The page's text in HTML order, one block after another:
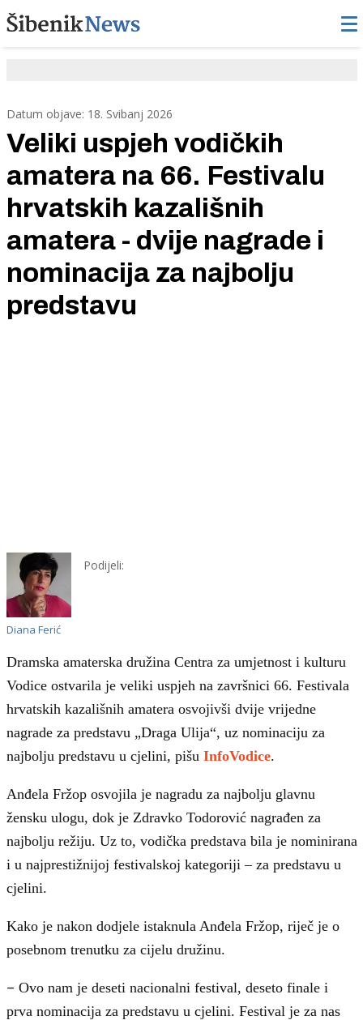
Datum objave: 18. Svibanj 2026
Veliki uspjeh vodičkih
amatera na 66. Festivalu
hrvatskih kazališnih
amatera - dvije nagrade i
nominacija za najbolju
predstavu
Diana Ferić
Podijeli:
Dramska amaterska družina Centra za umjetnost i kulturu
Vodice ostvarila je veliki uspjeh na završnici 66. Festivala
hrvatskih kazališnih amatera osvojivši dvije vrijedne
nagrade za predstavu „Draga Ulija“, uz nominaciju za
najbolju predstavu u cjelini, pišu InfoVodice.
Anđela Fržop osvojila je nagradu za najbolju glavnu
žensku ulogu, dok je Zdravko Todorović nagrađen za
najbolju režiju. Uz to, vodička predstava bila je nominirana
i u najprestižnijoj festivalskoj kategoriji – za predstavu u
cjelini.
Kako je nakon dodjele istaknula Anđela Fržop, riječ je o
posebnom trenutku za cijelu družinu.
– Ovo nam je deseti nacionalni festival, deseto finale i
prva nominacija za predstavu u cjelini. Festival je za nas